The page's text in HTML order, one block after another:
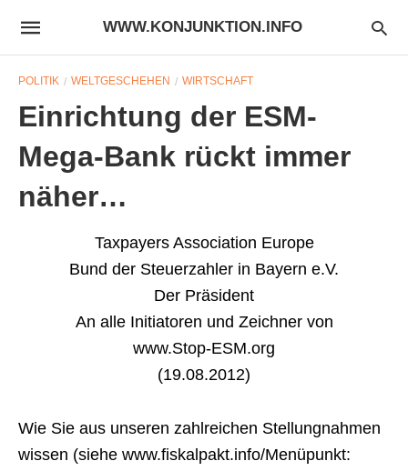
WWW.KONJUNKTION.INFO
POLITIK WELTGESCHEHEN WIRTSCHAFT
Einrichtung der ESM-
Mega-Bank rückt immer
näher…
Taxpayers Association Europe
Bund der Steuerzahler in Bayern e.V.
Der Präsident
An alle Initiatoren und Zeichner von
www.Stop-ESM.org
(19.08.2012)
Wie Sie aus unseren zahlreichen Stellungnahmen
wissen (siehe www.fiskalpakt.info/Menüpunkt: